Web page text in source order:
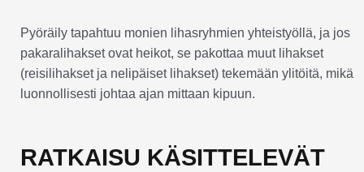
Pyöräily tapahtuu monien lihasryhmien yhteistyöllä, ja jos
pakaralihakset ovat heikot, se pakottaa muut lihakset
(reisilihakset ja nelipäiset lihakset) tekemään ylitöitä, mikä
luonnollisesti johtaa ajan mittaan kipuun.
RATKAISU KÄSITTELEVÄT